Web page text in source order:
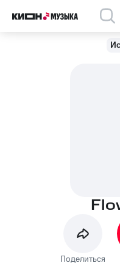
Поделиться